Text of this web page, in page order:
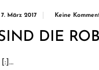
7. März 2017 Keine
DIE
[:]…